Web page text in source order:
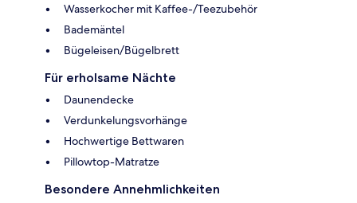
Wasserkocher mit Kaffee-/Teezubehör
Bademäntel
Bügeleisen/Bügelbrett
Für erholsame Nächte
Daunendecke
Verdunkelungsvorhänge
Hochwertige Bettwaren
Pillowtop-Matratze
Besondere Annehmlichkeiten